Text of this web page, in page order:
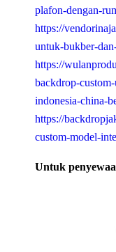
plafon-dengan-
https://
untuk-bukber-
https://
backdrop-
indonesia-china-
https://
custom-model-
Untuk